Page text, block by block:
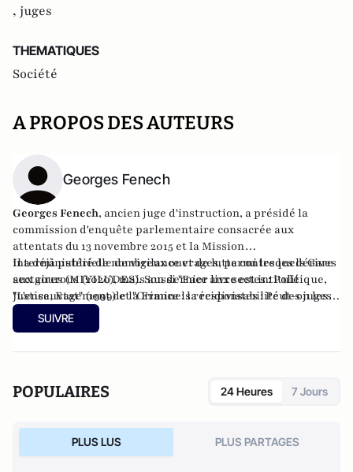
, juges
THEMATIQUES
Société
A PROPOS DES AUTEURS
Georges Fenech
Georges Fenech, ancien juge d'instruction, a présidé la
commission d'enquête parlementaire consacrée aux
attentats du 13 novembre 2015 et la Mission
interministérielle de vigilance et de lutte contre les dérives
sectaires (MIVILUDES). Son dernier livre est intitulé
"L'ensauvagement de la France : la responsabilité des juges
et des politiques" (2023) aux éditions du Rocher.
Il a déjà publié de nombreux ouvrages, parmi lesquels Gare
aux gourous (2020), mais aussi "Face aux sectes : Politique,
Justice, Etat" (1999) et "Criminels récidivistes : Peut-on les
laisser sortir ?
" (2007).
SUIVRE
POPULAIRES 24 Heures 7 Jours
PLUS LUS PLUS PARTAGES